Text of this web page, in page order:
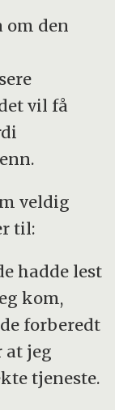
om den
vil få
veldig
til:
hadde lest
kom,
forberedt
at jeg
tjeneste.